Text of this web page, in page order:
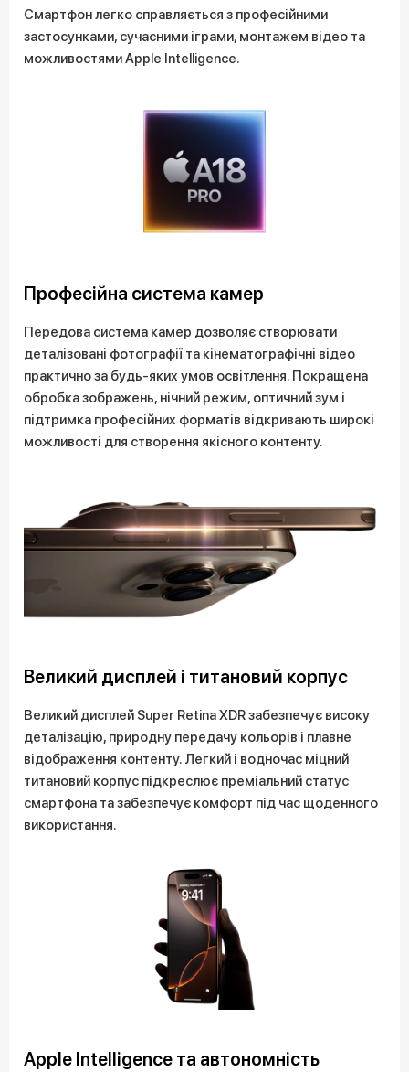
Смартфон легко справляється з професійними
застосунками, сучасними іграми, монтажем відео та
можливостями Apple Intelligence.
Професійна система камер
Передова система камер дозволяє створювати
деталізовані фотографії та кінематографічні відео
практично за будь-яких умов освітлення. Покращена
обробка зображень, нічний режим, оптичний зум і
підтримка професійних форматів відкривають широкі
можливості для створення якісного контенту.
Великий дисплей і титановий корпус
Великий дисплей Super Retina XDR забезпечує високу
деталізацію, природну передачу кольорів і плавне
відображення контенту. Легкий і водночас міцний
титановий корпус підкреслює преміальний статус
смартфона та забезпечує комфорт під час щоденного
використання.
Apple Intelligence та автономність